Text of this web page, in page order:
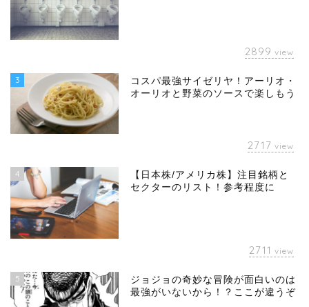
2899 view
3
コスパ最強サイゼリヤ！アーリオ・
オーリオと野菜のソースで楽しもう
2717 view
4
【日本株/アメリカ株】注目銘柄と
セクターのリスト！参考程度に
2711 view
5
ジョジョの奇妙な冒険が面白いのは
最強がいないから！？ここが違うぞ